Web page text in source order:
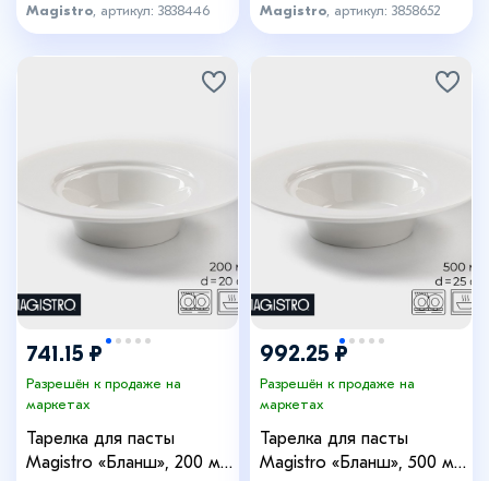
Magistro , артикул: 3838446 Magistro , артикул: 3858652
741.15 ₽
Разрешён к продаже на
маркетах
Тарелка для пасты
Magistro «Бланш», 200 мл,
992.25 ₽
Разрешён к продаже на
маркетах
Тарелка для пасты
Magistro «Бланш», 500 мл,